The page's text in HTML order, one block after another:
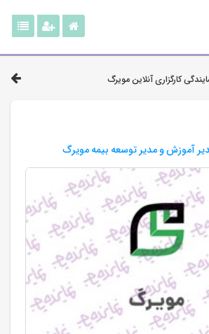
کارگزاری آنلاین مویرگ
آموزش و مدیر توسعه بیمه مویرگ